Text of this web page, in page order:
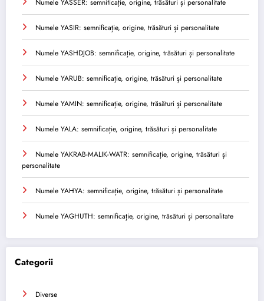
Numele YASSER: semnificație, origine, trăsături și personalitate
Numele YASIR: semnificație, origine, trăsături și personalitate
Numele YASHDJOB: semnificație, origine, trăsături și personalitate
Numele YARUB: semnificație, origine, trăsături și personalitate
Numele YAMIN: semnificație, origine, trăsături și personalitate
Numele YALA: semnificație, origine, trăsături și personalitate
Numele YAKRAB-MALIK-WATR: semnificație, origine, trăsături și
personalitate
Numele YAHYA: semnificație, origine, trăsături și personalitate
Numele YAGHUTH: semnificație, origine, trăsături și personalitate
Categorii
Diverse